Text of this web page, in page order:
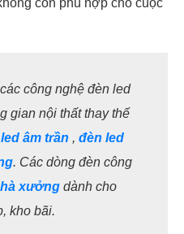
công nghệ đèn led
gian nội thất thay thế
âm trần , đèn led
. Các dòng đèn công
xưởng dành cho
kho bãi.